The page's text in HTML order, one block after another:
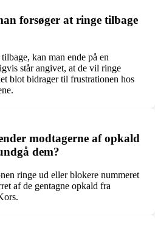
forsøger at ringe tilbage
kan man ende på en
står angivet, at de vil ringe
blot bidrager til frustrationen hos
modtagerne af opkald
dem?
ringe ud eller blokere nummeret
af de gentagne opkald fra